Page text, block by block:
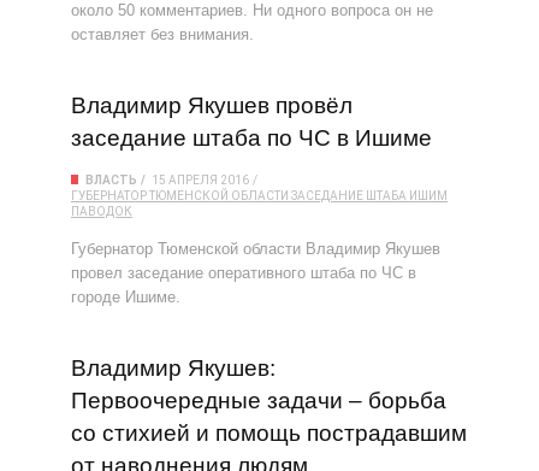
около 50 комментариев. Ни одного вопроса он не
оставляет без внимания.
Владимир Якушев провёл
заседание штаба по ЧС в Ишиме
ВЛАСТЬ
15 АПРЕЛЯ 2016
ГУБЕРНАТОР ТЮМЕНСКОЙ ОБЛАСТИ ЗАСЕДАНИЕ ШТАБА ИШИМ
ПАВОДОК
Губернатор Тюменской области Владимир Якушев
провел заседание оперативного штаба по ЧС в
городе Ишиме.
Владимир Якушев:
Первоочередные задачи – борьба
со стихией и помощь пострадавшим
от наводнения людям